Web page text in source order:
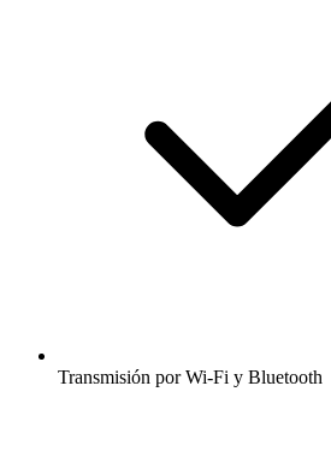
Transmisión por Wi-Fi y Bluetooth